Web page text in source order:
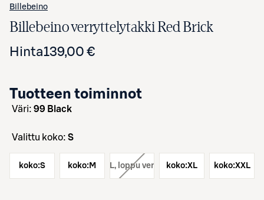
Billebeino
Billebeino verryttelytakki Red Brick
Hinta139,00 €
Tuotteen toiminnot
väri: 99 Black
Valittu koko: S
koko:S koko: M
koko: L, loppu verkostakoko:XL koko:XXL